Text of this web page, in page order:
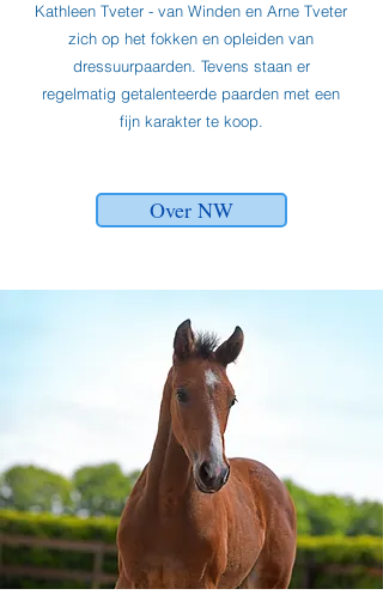
Kathleen Tveter - van Winden en Arne Tveter
zich op het fokken en opleiden van
dressuurpaarden. Tevens staan er
regelmatig getalenteerde paarden met een
fijn karakter te koop.
Over NW